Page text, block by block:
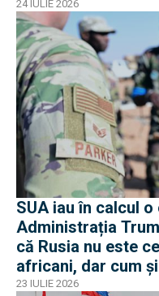
24 IULIE 2026
SUA iau în calcul
Administrația
că Rusia nu este
africani, dar cum
operaționale?
23 IULIE 2026